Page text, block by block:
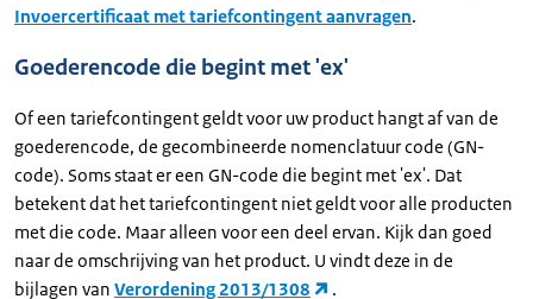
Invoercertificaat met tariefcontingent aanvragen.
Goederencode die begint met 'ex'
Of een tariefcontingent geldt voor uw product hangt af van de
goederencode, de gecombineerde nomenclatuur code (GN-
code). Soms staat er een GN-code die begint met 'ex'. Dat
betekent dat het tariefcontingent niet geldt voor alle producten
met die code. Maar alleen voor een deel ervan. Kijk dan goed
naar de omschrijving van het product. U vindt deze in de
bijlagen van Verordening 2013/1308 .